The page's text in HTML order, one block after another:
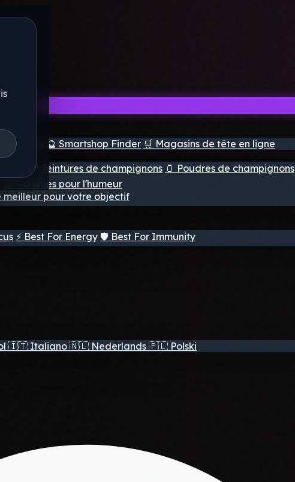
de tête 🔮 Smartshop Finder 🛒 Magasins de tête en ligne
💧 Teintures de champignons 🫙 Poudres de champignons
😌 Gommes pour l'humeur
meilleur pour votre objectif
⚡ Best For Energy 🛡️ Best For Immunity
🇮🇹 Italiano 🇳🇱 Nederlands 🇵🇱 Polski